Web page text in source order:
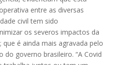
entre as diversas
civil tem sido
os severos impactos da
que é ainda mais agravada pelo
do governo brasileiro. “A Covid